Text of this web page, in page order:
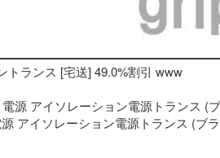
トランス [宅送] 49.0%割引 www
アイソレーション電源トランス (ブ